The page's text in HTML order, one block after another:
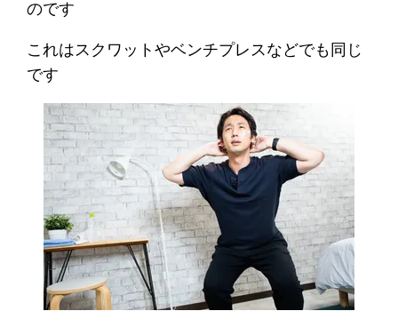
のです
これはスクワットやベンチプレスなどでも同じ
です